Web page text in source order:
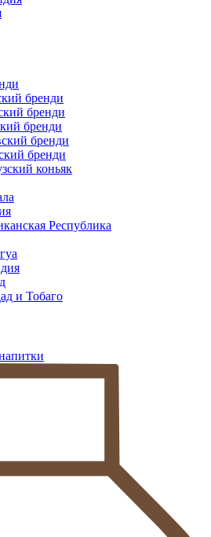
бренди
бренди
бренди
бренди
бренди
коньяк
Республика
и Тобаго